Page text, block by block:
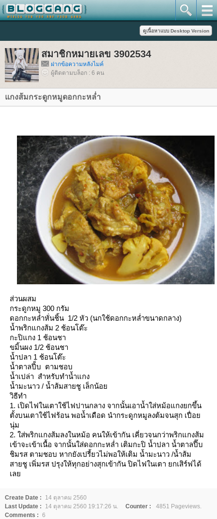
สมาชิกหมายเลข 3902534
ฝากข้อความหลังไมค์
ผู้ติดตามบล็อก : 6 คน
กงส้มกระดูกหมูดอกกะหล่ำ
ส่วนผสม
กระดูกหมู 300 กรัม
ดอกกะหล่ำหั่นชิ้น 1/2 หัว (นกใช้ดอกกะหล่ำขนาดกลาง)
น้ำพริกแกงส้ม 2 ช้อนโต๊ะ
กะปิแกง 1 ช้อนชา
ขมิ้นผง 1/2 ช้อนชา
น้ำปลา 1 ช้อนโต๊ะ
น้ำตาลปี็บ ตามชอบ
น้ำเปล่า สำหรับทำน้ำแกง
น้ำมะนาว / น้ำส้มสายชู เล็กน้อ
วิธีทำ
1. เปิดไฟในเตาใช้ไฟปานกลาง จากนั้นเอาน้ำใส่หม้อแกงยกขึ้น
ตั้งบนเตาใช้ไฟร้อน พอน้ำเดือด นำกระดูกหมูลงต้มจนสุก เปื่อ
นุ่ม
2. ใส่พริกแกงส้มลงในหม้อ คนให้เข้ากัน เคี่ยวจนกว่าพริกแกงส้ม
เข้าจะเข้าเนื้อ จากนั้นใส่ดอกกะหล่ำ เติมกะปิ น้ำปลา น้ำตาลปี๊บ
ชิมรส ตามชอบ หากยังเปรี้ยวไม่พอให้เติม น้ำมะนาว /น้ำส้ม
สายชู เพิ่มรส ปรุงให้ทุกอย่างสุกเข้ากัน ปิดไฟในเตา ยกเสิร์ฟได้
เล
Create Date :
14 ตุลาคม 2560
Last Update :
14 ตุลาคม 2560 19:17:26 น. Counter :
4851 Pageviews.
Comments : 6